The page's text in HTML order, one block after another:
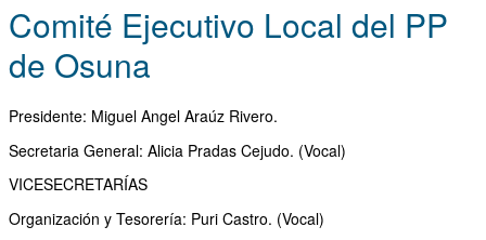
CONÓCENOS
COMITÉ EJECUTIVO LOCAL DEL PP DE OSUNA
GRUPO MUNICIPAL POPULAR
ACTUALIDAD
Comité Ejecutivo Local del PP
de Osuna
Presidente: Miguel Angel Araúz Rivero.
Secretaria General: Alicia Pradas Cejudo. (Vocal)
VICESECRETARÍAS
Organización y Tesorería: Puri Castro. (Vocal)